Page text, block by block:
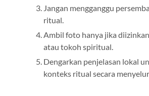
Jangan mengganggu
ritual.
Ambil foto hanya jika
atau tokoh spiritual.
Dengarkan penjelasan lokal
konteks ritual secara